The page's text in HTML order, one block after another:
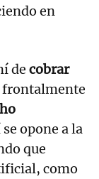
en
de cobrar
frontalmente
opone a la
que
como